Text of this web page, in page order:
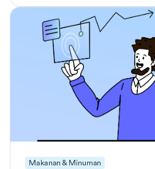
Makanan & Minuman